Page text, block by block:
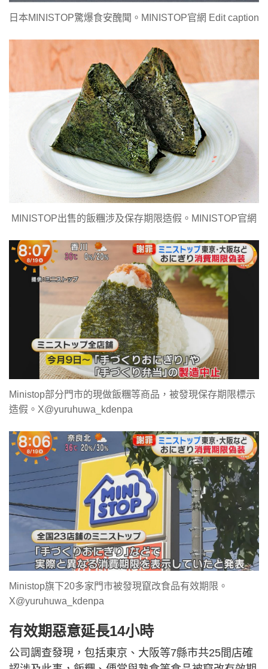
日本MINISTOP驚爆食安醜聞。MINISTOP官網 Edit caption
MINISTOP出售的飯糰涉及保存期限造假。MINISTOP官網
Ministop部分門市的現做飯糰等商品，被發現保存期限標示
造假。X@yuruhuwa_kdenpa
Ministop旗下20多家門市被發現竄改食品有效期限。
X@yuruhuwa_kdenpa
有效期惡意延長14小時
公司調查發現，包括東京、大阪等7縣市共25間店確